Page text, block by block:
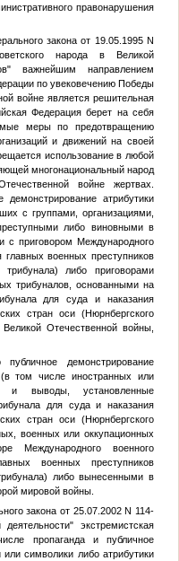
правонарушения
закона от 19.05.1995 N
народа в Великой
важнейшим направлением
по увековечению Победы
войне является решительная
Федерация берет на себя
меры по предотвращению
и движений на своей
использование в любой
многонациональный народ
войне жертвах.
демонстрирование атрибутики
с группами, организациями,
либо виновными в
с приговором Международного
главных военных преступников
либо приговорами
трибуналов, основанными на
для суда и наказания
стран оси (Нюрнбергского
Отечественной войны,
демонстрирование
(в том числе иностранных или
и выводы, установленные
для суда и наказания
стран оси (Нюрнбергского
военных или оккупационных
Международного военного
военных преступников
либо вынесенными в
мировой войны.
закона от 25.07.2002 N 114-
экстремистская
пропаганда и публичное
или символики либо атрибутики